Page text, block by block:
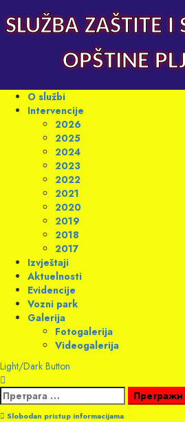
to
content
SLUŽBA ZAŠTITE I
OPŠTINE
Primary
Menu
O službi
Intervencije
2026
2025
2024
2023
2022
2021
2020
2019
2018
2017
Izvještaji
Aktuelnosti
Evidencije
Vozni park
Galerija
Fotogalerija
Videogalerija
Light/Dark Button
Претрага
за:
Slobodan pristup informacijama